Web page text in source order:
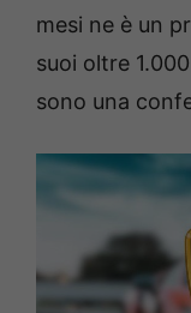
mesi ne è un
suoi oltre
sono una